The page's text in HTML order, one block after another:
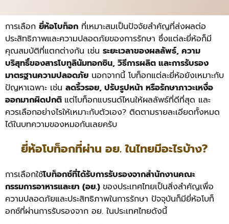
การเลือก ยี่ห้อโบท็อก ที่เหมาะสมเป็นปัจจัยสำคัญที่ส่งผลต่อ
ประสิทธิภาพและความปลอดภัยของการรักษา ซึ่งแต่ละยี่ห้อก็มี
คุณสมบัติที่แตกต่างกัน เช่น ระยะเวลาของผลลัพธ์, ความ
บริสุทธิ์ของสารโบทูลินัมทอกซิน, วิธีการผลิต และการรับรอง
มาตรฐานความปลอดภัย นอกจากนี้ โบท็อกแต่ละยี่ห้อยังเหมาะกับ
ปัญหาเฉพาะ เช่น ลดริ้วรอย, ปรับรูปหน้า หรือรักษาภาวะเหงื่อ
ออกมากผิดปกติ แต่โบท็อกแบรนด์ไหนให้ผลลัพธ์ที่ดีที่สุด และ
ควรเลือกอย่างไรให้เหมาะกับตัวเอง? ติดตามรายละเอียดทั้งหมด
ได้ในบทความของหมอกันเลยครับ
ยี่ห้อโบท็อกที่ผ่าน อย. ในไทยมีอะไรบ้าง?
การเลือกใช้โบท็อกซ์ที่ได้รับการรับรองจากสำนักงานคณะ
กรรมการอาหารและยา (อย.) ของประเทศไทยเป็นสิ่งสำคัญเพื่อ
ความปลอดภัยและประสิทธิภาพในการรักษา ปัจจุบันก็มียี่ห้อโบท็
อกซ์ที่ผ่านการรับรองจาก อย. ในประเทศไทยดังนี้